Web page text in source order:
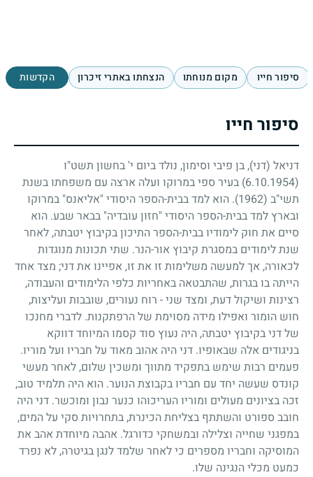
סיפור חייו מקום מנוחתו הנצחתו באתרי זיכרון הקדשות
סיפור חייו
דניאל (דני), בן פיבי וסימון, נולד ביום י' בחשון תשט"ו
(6.10.1954)
בעיר ספי במרוקו ועלה ארצה עם משפחתו בשנת
תשי"ב (1962)
. הוא למד בבית-הספר היסודי "אליאנס" במרוקו
ובארץ למד בבית-הספר היסודי "חזון עובדיה" בבאר שבע. הוא
סיים את חוק לימודיו בבית-הספר התיכון בקיבוץ יטבתה, לאחר
שנת לימודים במסגרת קיבוץ אור-הנר. שתי תכונות מנוגדות
לכאורה, אך למעשה משלימות זו את זו, אפיינו את דני; מצד אחד
הייתה בו בגרות, שהתבטאה באחריות כלפי הלימודים והעבודה,
רצינות ושיקול דעת, ומצד שני - רוח נעורים, שובבות ועליצות,
חוש הומור ואפילו מידה מסוימת של הרפתקנות. לדברי מחנכו
של דני בקיבוץ יטבתה, היה נעוץ סוד קסמו המיוחד דווקא
בניגודים אלה שבאופיו. דני היה אהוב מאוד על חבריו ועל מוריו.
פעמים רבות שימש בתפקיד מתווך ומשכין שלום, לאחר מעשי
קונדס שעשה יחד עם חבריו בקבוצת הנוער. הוא היה תלמיד טוב,
זכה בציונים מעולים ומוריו העריכוהו כנער נבון ומוכשר. דני היה
חובב ספורט והשתתף בצליחת הכינרת, בתחרויות סקי על המים,
במפגני שחייה וצלילה ובמשחקי כדורגל. אהבה מיוחדת אהב את
המוסיקה וחבריו מספרים כי לאחר שלמד לנגן בגיטרה, לא נפרד
כמעט מכלי הנגינה שלו.